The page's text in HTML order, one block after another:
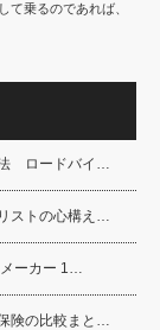
て乗るのであれば、
ロードバイ…
ストの心構え…
ーカー 1…
険の比較まと…